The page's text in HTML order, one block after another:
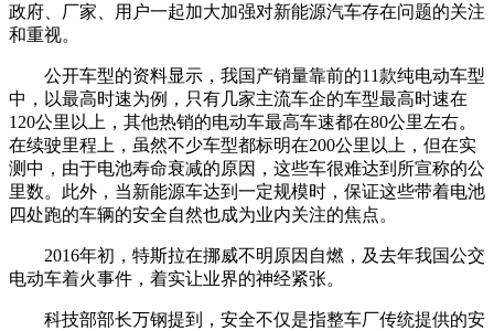
政府、厂家、用户一起加大加强对新能源汽车存在问题的关注
和重视。
公开车型的资料显示，我国产销量靠前的11款纯电动车型
中，以最高时速为例，只有几家主流车企的车型最高时速在
120公里以上，其他热销的电动车最高车速都在80公里左右。
在续驶里程上，虽然不少车型都标明在200公里以上，但在实
测中，由于电池寿命衰减的原因，这些车很难达到所宣称的公
里数。此外，当新能源车达到一定规模时，保证这些带着电池
四处跑的车辆的安全自然也成为业内关注的焦点。
2016年初，特斯拉在挪威不明原因自燃，及去年我国公交
电动车着火事件，着实让业界的神经紧张。
科技部部长万钢提到，安全不仅是指整车厂传统提供的安